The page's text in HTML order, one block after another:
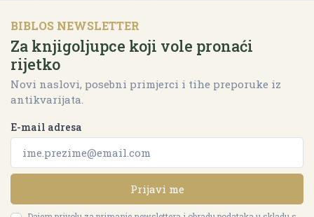
BIBLOS NEWSLETTER
Za knjigoljupce koji vole pronaći
rijetko
Novi naslovi, posebni primjerci i tihe preporuke iz
antikvarijata.
E-mail adresa
Prijavi me